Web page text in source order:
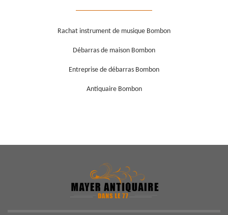
Rachat instrument de musique Bombon
Débarras de maison Bombon
Entreprise de débarras Bombon
Antiquaire Bombon